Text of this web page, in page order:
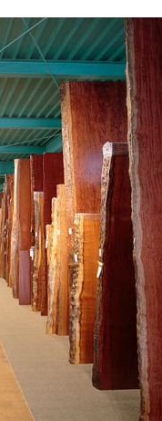
ラリー
神戸店
ー【本店】
ー
ンストア
グ